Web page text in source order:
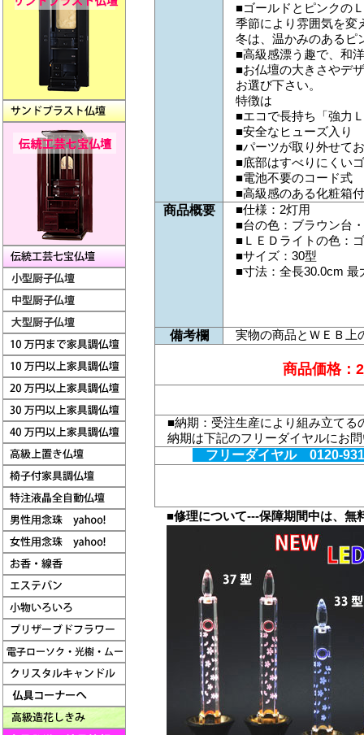
■ゴールドとピンクの
季節により雰囲気を変
冬は、温かみのあるピ
■高級感漂う趣で、和
■お仏壇の大きさやデ
お選び下さい。
特徴は
■エコで長持ち「強力
■安全なヒューズ入り
■パーツが取り外せて
■底部はすべりにくい
■電池不要のコード式
■高級感のある化粧箱付
商品概要
■仕様：2灯用
■台の色：ブラウン台
■ＬＥＤライトの色：
■サイズ：30型
■寸法：全長30.0cm 最
備考欄 実物の商品とＷＥＢ上
商品価格：
■納期：受注生産により組み立てる
納期は下記のフリーダイヤルにお
フリーダイヤル 0120-
■修理について---保障期間中は、無